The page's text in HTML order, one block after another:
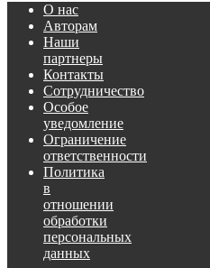
О нас
Авторам
Наши
партнеры
Контакты
Сотрудничество
Особое
уведомление
Ограничение
ответственности
Политика
в
отношении
обработки
персональных
данных